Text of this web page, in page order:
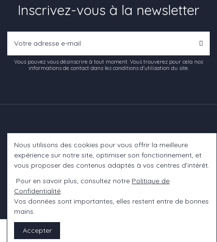
Inscrivez-vous à la newsletter
Vous pouvez vous désinscrire à tout moment. Vous trouverez pour cela nos
informations de contact dans les conditions d'utilisation du site.
Informations
Contact us
Nous utilisons des cookies pour vous offrir la meilleure
expérience sur notre site, optimiser son fonctionnement, et
vous proposer des contenus adaptés à vos centres d’intérêt.
Pour en savoir plus, consultez notre Politique de
Confidentialité.
Vos données sont importantes, elles restent entre de bonnes
mains.
Accepter